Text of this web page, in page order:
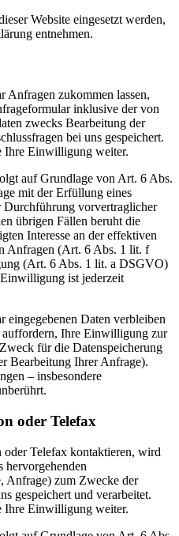
Website eingesetzt werden,
entnehmen.
Anfragen zukommen lassen,
inklusive der von
zwecks Bearbeitung der
bei uns gespeichert.
Ihre Einwilligung weiter.
auf Grundlage von Art. 6 Abs.
mit der Erfüllung eines
Durchführung vorvertraglicher
übrigen Fällen beruht die
Interesse an der effektiven
Anfragen (Art. 6 Abs. 1 lit. f
(Art. 6 Abs. 1 lit. a DSGVO)
ist jederzeit
Daten verbleiben
auffordern, Ihre Einwilligung zur
für die Datenspeicherung
Bearbeitung Ihrer Anfrage).
– insbesondere
oder Telefax
Telefax kontaktieren, wird
hervorgehenden
Anfrage) zum Zwecke der
gespeichert und verarbeitet.
Ihre Einwilligung weiter.